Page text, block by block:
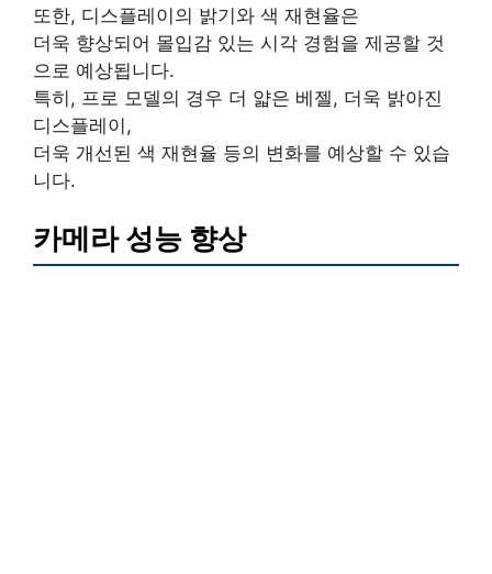
또한, 디스플레이의 밝기와 색 재현율은
더욱 향상되어 몰입감 있는 시각 경험을 제공할 것
으로 예상됩니다.
특히, 프로 모델의 경우 더 얇은 베젤, 더욱 밝아진
디스플레이,
더욱 개선된 색 재현율 등의 변화를 예상할 수 있습
니다.
카메라 성능 향상